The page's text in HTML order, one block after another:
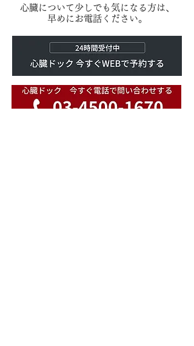
心臓について少しでも気になる方は、
早めにお電話ください。